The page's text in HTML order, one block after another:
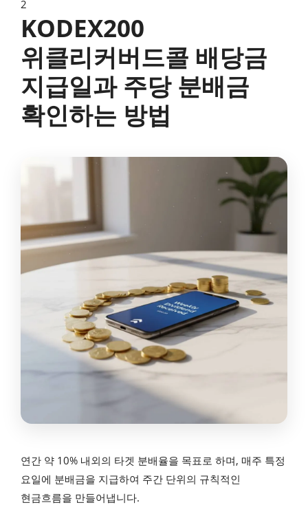
2
KODEX200
위클리커버드콜 배당금
지급일과 주당 분배금
확인하는 방법
연간 약 10% 내외의 타겟 분배율을 목표로 하며, 매주 특정
요일에 분배금을 지급하여 주간 단위의 규칙적인
현금흐름을 만들어냅니다.